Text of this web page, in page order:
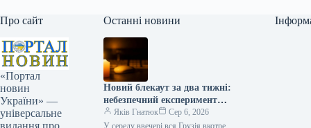
Про сайт
«Портал
новин
України» —
універсальне
Останні новини
Новий блекаут за два тижні:
небезпечний експеримент
влади залишив усю Грузію
без електрики
Яків Гнатюк
Сер 6, 2026
У середу ввечері вся Грузія вкотре